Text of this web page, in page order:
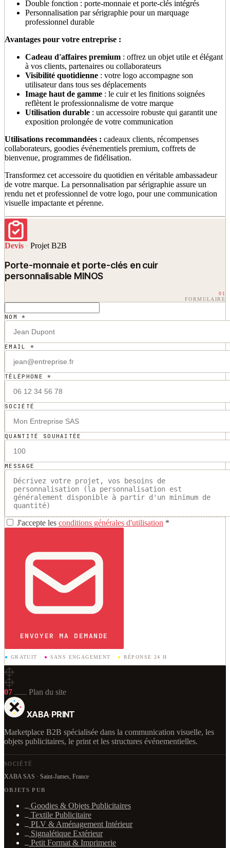
Double fonction : porte-monnaie et porte-clés intégrés
Personnalisation par sérigraphie pour un marquage
professionnel durable
Avantages pour votre entreprise :
Cadeau d'affaires premium : offrez un objet utile et élégant
à vos clients, partenaires ou collaborateurs
Visibilité quotidienne : votre logo accompagne son
utilisateur dans tous ses déplacements
Image haut de gamme : le cuir et les finitions soignées
reflètent le professionnalisme de votre marque
Utilisation durable : un accessoire robuste qui garantit une
exposition prolongée de votre communication
Utilisations recommandées : cadeaux clients, récompenses
collaborateurs, goodies événementiels premium, coffrets de
bienvenue, programmes de fidélisation.
Transformez cet accessoire du quotidien en véritable ambassadeur
de votre marque. La personnalisation par sérigraphie assure un
rendu net et professionnel de votre logo, pour une communication
visuelle impactante et pérenne.
Devis · Projet B2B
Porte-monnaie et porte-clés en cuir
personnalisable MINOS
01
FORMULAIRE
NOM *
EMAIL *
TÉLÉPHONE *
SOCIÉTÉ
QUANTITÉ SOUHAITÉE
MESSAGE
J'accepte les conditions générales d'utilisation *
ENVOYER MA DEMANDE
● GRATUIT · ● SANS ENGAGEMENT · ● RÉPONSE 24 H
07 Plan du site
XABA·PRINT
Marketplace B2B spécialisée dans la communication visuelle, les
objets publicitaires, le print et les structures événementielles.
SOCIÉTÉ
XABA SAS · Saint-James, France
OBJETS PUB
Goodies & Objets Publicitaires
Textile Publicitaire
PLV & Aménagement Intérieur
Signalétique Extérieur
Petit Format & Imprimerie